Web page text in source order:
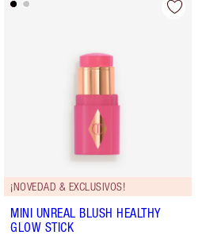
¡NOVEDAD & EXCLUSIVOS!
MINI UNREAL BLUSH HEALTHY
GLOW STICK